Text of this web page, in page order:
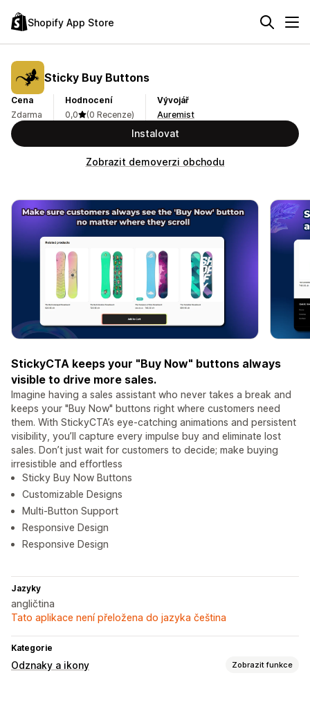
Shopify App Store
Sticky Buy Buttons
Cena
Zdarma
Hodnocení
0,0
(0 Recenze)
Vývojář
Auremist
Instalovat
Zobrazit demoverzi obchodu
StickyCTA keeps your "Buy Now" buttons always
visible to drive more sales.
Imagine having a sales assistant who never takes a break and
keeps your "Buy Now" buttons right where customers need
them. With StickyCTA’s eye-catching animations and persistent
visibility, you’ll capture every impulse buy and eliminate lost
sales. Don’t just wait for customers to decide; make buying
irresistible and effortless
Sticky Buy Now Buttons
Customizable Designs
Multi-Button Support
Responsive Design
Responsive Design
Jazyky
angličtina
Tato aplikace není přeložena do jazyka čeština
Kategorie
Odznaky a ikony Zobrazit funkce